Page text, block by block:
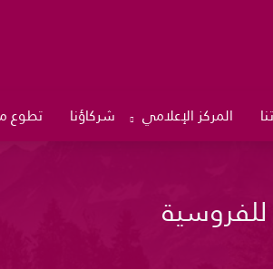
المركز الإعلامي شركاؤنا تطوع